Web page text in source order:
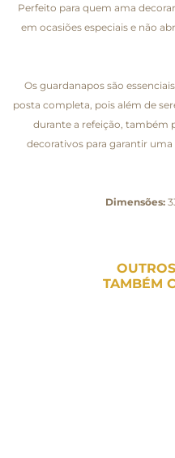
Perfeito para quem ama
em ocasiões especiais e não
Os guardanapos são
posta completa, pois além de
durante a refeição, também
decorativos para garantir
Dimensões:
TAMBÉM